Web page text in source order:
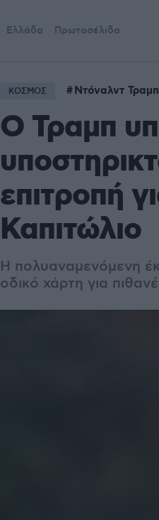
Ελλάδα Πρωτοσέλιδα
ΚΟΣΜΟΣ Ντόναλντ Τραμπ
Ο Τραμπ
επιτροπή
Καπιτώλιο
Η πολυαναμενόμενη
οδικό χάρτη για